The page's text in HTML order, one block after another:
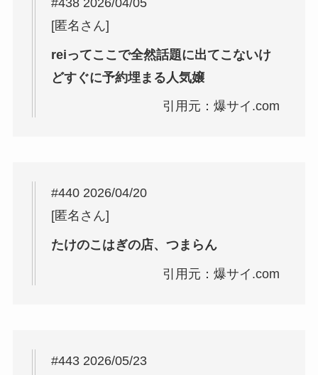
[匿名さん]
reiってここで全然話題に出てこないけ
どすぐに予約埋まる人気嬢
引用元：爆サイ.com
#440 2026/04/20
[匿名さん]
たけのこはぎの店、つまらん
引用元：爆サイ.com
#443 2026/05/23